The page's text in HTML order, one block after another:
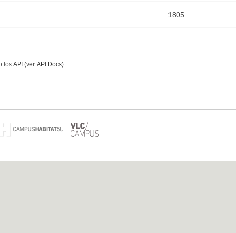
1805
los API (ver API Docs).